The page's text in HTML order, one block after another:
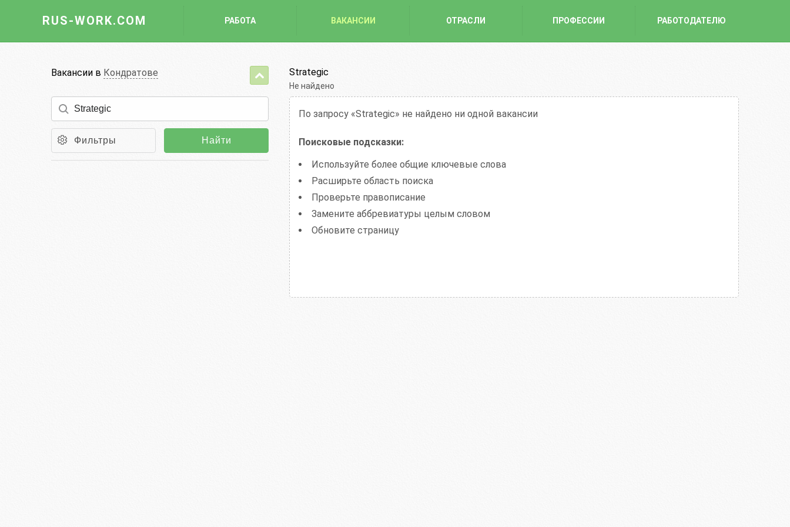
RUS-WORK.COM РАБОТА ВАКАНСИИ ОТРАСЛИ ПРОФЕССИИ РАБОТОДАТЕЛЮ
Профессии
Вакансии в Кондратове
Фильтры Найти
Strategic
Не найдено
По запросу «Strategic» не найдено ни одной вакансии
Поисковые подсказки:
Используйте более общие ключевые слова
Расширьте область поиска
Проверьте правописание
Замените аббревиатуры целым словом
Обновите страницу